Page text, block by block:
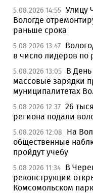
5.08.2026 14:55 Улицу
Вологде
раньше срока
5.08.2026 13:47
в число лидеров по
5.08.2026 13:05 В
массовые зарядки
муниципалитетах
5.08.2026 12:37 26
региона подали
5.08.2026 12:08
На
общественные
пройдут учебу
5.08.2026 11:34 В
реконструкции
Комсомольском